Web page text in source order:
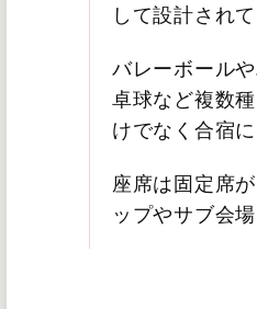
して設計されて
バレーボール
卓球など複数
けでなく合宿
座席は固定席
ップやサブ会